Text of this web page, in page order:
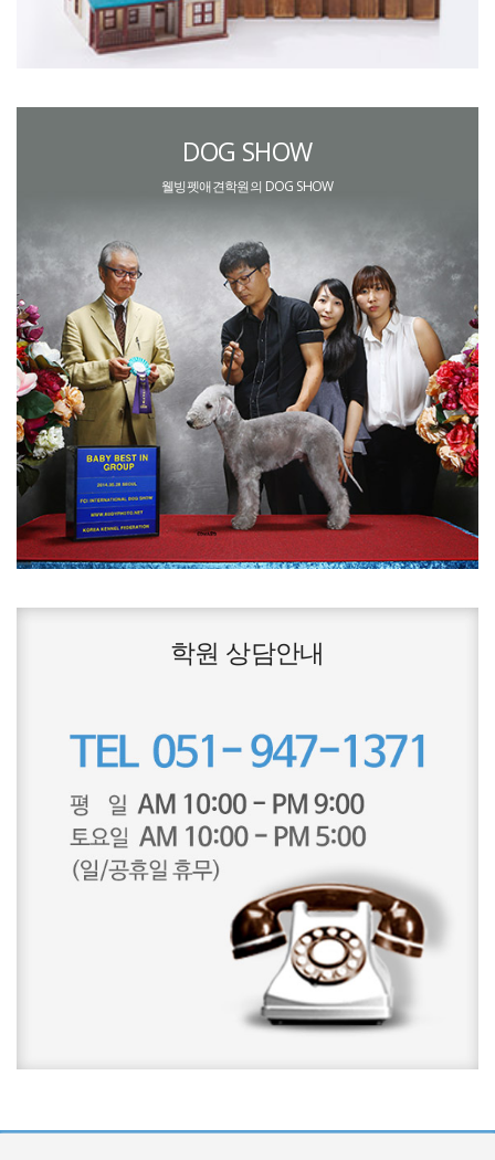
DOG SHOW
웰빙펫애견학원의 DOG SHOW
학원 상담안내